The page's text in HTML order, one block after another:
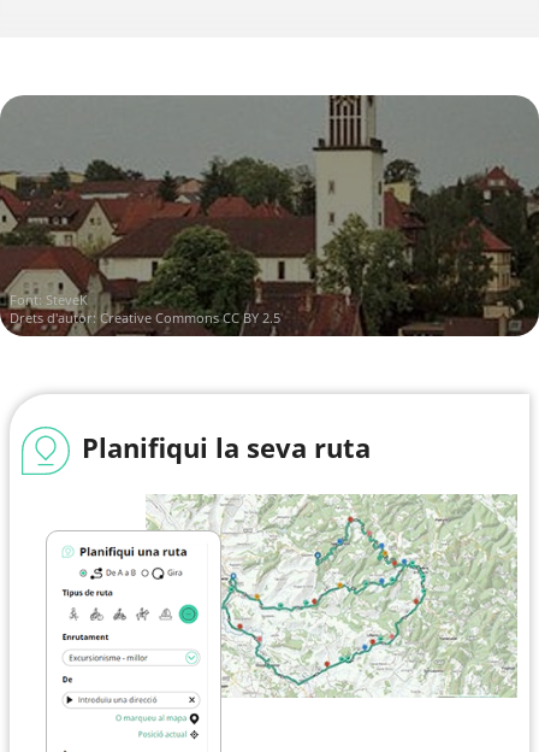
Font: SteveK
Drets d'autor: Creative Commons CC BY 2.5
Planifiqui la seva ruta